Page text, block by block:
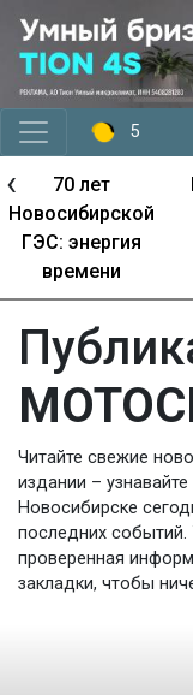
5
70 лет
Новосибирской
ГЭС: энергия
времени
‹
Читайте свежие
издании –
Новосибирске
последних событий.
проверенная
закладки, чтобы